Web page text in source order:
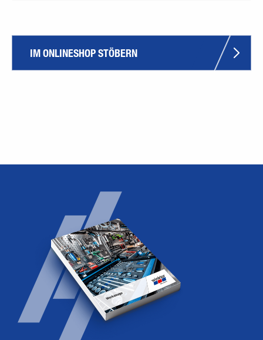
IM ONLINESHOP STÖBERN